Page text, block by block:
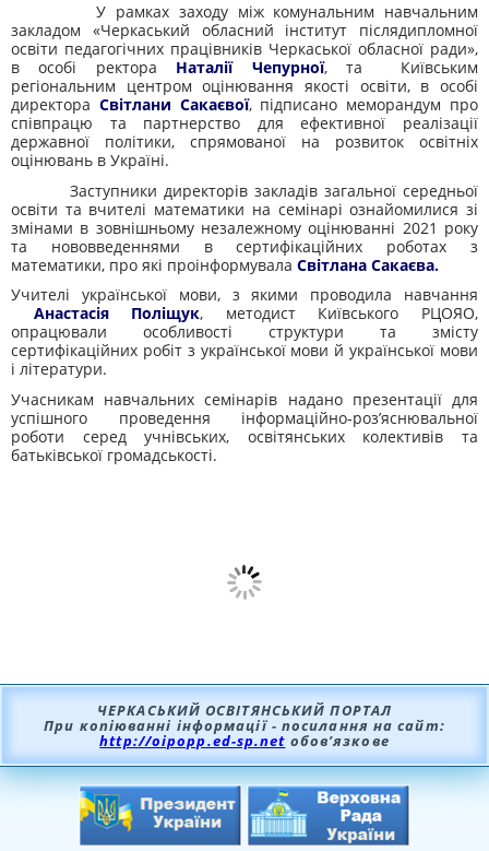
У рамках заходу між комунальним навчальним
закладом «Черкаський обласний інститут післядипломної
освіти педагогічних працівників Черкаської обласної ради»,
в особі ректора Наталії Чепурної, та Київським
регіональним центром оцінювання якості освіти, в особі
директора Світлани Сакаєвої, підписано меморандум про
співпрацю та партнерство для ефективної реалізації
державної політики, спрямованої на розвиток освітніх
оцінювань в Україні.
Заступники директорів закладів загальної середньої
освіти та вчителі математики на семінарі ознайомилися зі
змінами в зовнішньому незалежному оцінюванні 2021 року
та нововведеннями в сертифікаційних роботах з
математики, про які проінформувала Світлана Сакаєва.
Учителі української мови, з якими проводила навчання
Анастасія Поліщук, методист Київського РЦОЯО,
опрацювали особливості структури та змісту
сертифікаційних робіт з української мови й української мови
і літератури.
Учасникам навчальних семінарів надано презентації для
успішного проведення інформаційно-роз’яснювальної
роботи серед учнівських, освітянських колективів та
батьківської громадськості.
ЧЕРКАСЬКИЙ ОСВІТЯНСЬКИЙ ПОРТАЛ
При копіюванні інформації - посилання на сайт:
http://oipopp.ed-sp.net обов’язкове